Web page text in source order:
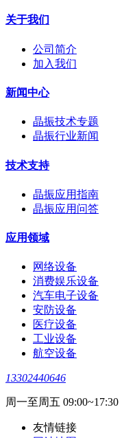
关于我们
公司简介
加入我们
新闻中心
晶振技术专题
晶振行业新闻
技术支持
晶振应用指南
晶振应用问答
应用领域
网络设备
消费娱乐设备
汽车电子设备
安防设备
医疗设备
工业设备
航空设备
13302440646
周一至周五 09:00~17:30
友情链接